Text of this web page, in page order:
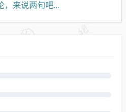
，来说两句吧...